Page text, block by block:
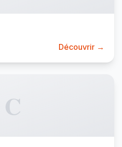
Découvrir →
C